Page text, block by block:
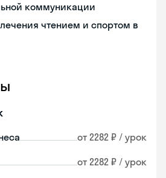
коммуникации
чтением и спортом в
от 2282 ₽ / урок
от 2282 ₽ / урок